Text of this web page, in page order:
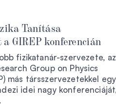
Tanítása
GIREP konferencián
fizikatanár-szervezete, az
Group on Physics
más társszervezetekkel
idei nagy